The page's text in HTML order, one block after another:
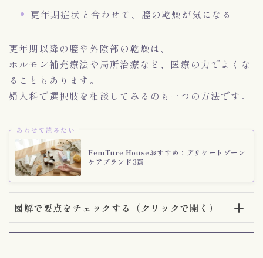
更年期症状と合わせて、膣の乾燥が気になる
更年期以降の膣や外陰部の乾燥は、
ホルモン補充療法や局所治療など、医療の力でよくな
ることもあります。
婦人科で選択肢を相談してみるのも一つの方法です。
あわせて読みたい
FemTure Houseおすすめ：デリケートゾーン
ケアブランド3選
図解で要点をチェックする（クリックで開く）